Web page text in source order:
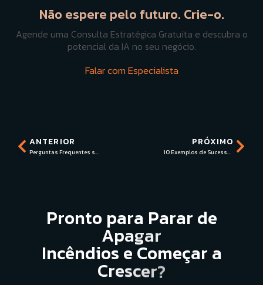
Não espere pelo futuro. Crie-o.
Agende uma Consulta Estratégica Gratuita e descubra o
potencial da IA no seu negócio.
Falar com Especialista
ANTERIOR
Perguntas Frequentes sobre Inteligência Artificial e Crescimento
PRÓXIMO
10 Exemplos de Sucesso em Crescimento Empresarial com I.A
Pronto para Parar de
Apagar
Incêndios eComeçar a
Crescer?